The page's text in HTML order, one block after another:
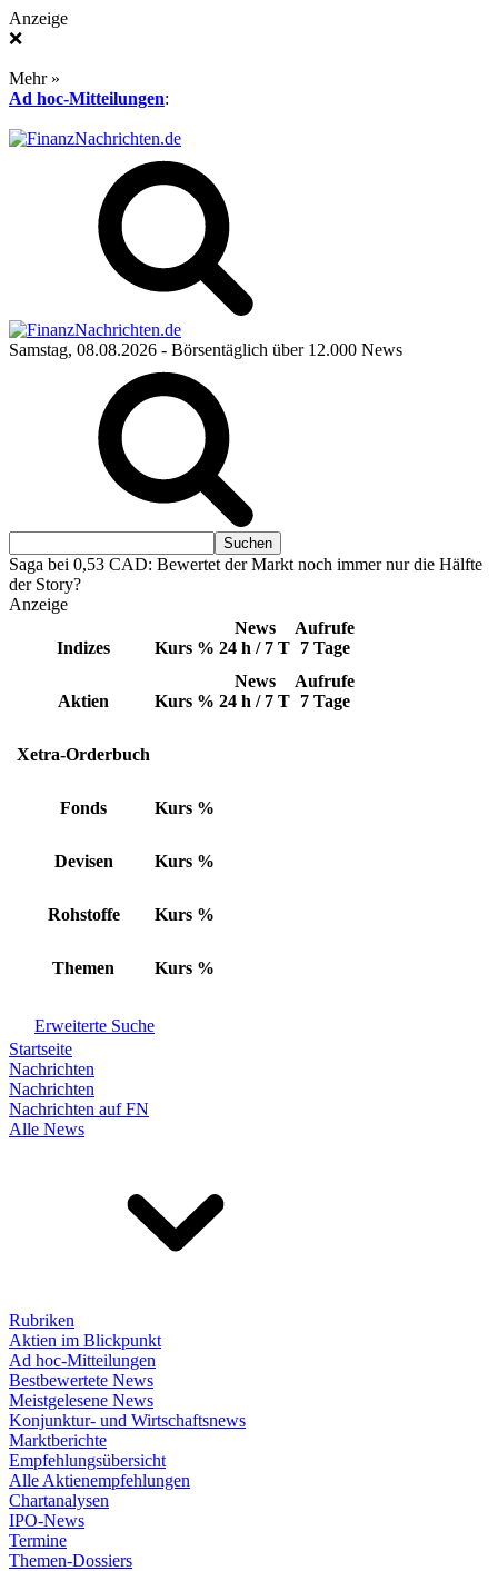
Anzeige
❌
Mehr »
Ad hoc-Mitteilungen:
Samstag, 08.08.2026 - Börsentäglich über 12.000 News
Saga bei 0,53 CAD: Bewertet der Markt noch immer nur die Hälfte
der Story?
Anzeige
Indizes Kurs %
News
24 h / 7 T
Aufrufe
7 Tage
Aktien Kurs %
News
24 h / 7 T
Aufrufe
7 Tage
Xetra-Orderbuch
Fonds Kurs %
Devisen Kurs %
Rohstoffe Kurs %
Themen Kurs %
Erweiterte Suche
Startseite
Nachrichten
Nachrichten
Nachrichten auf FN
Alle News
Rubriken
Aktien im Blickpunkt
Ad hoc-Mitteilungen
Bestbewertete News
Meistgelesene News
Konjunktur- und Wirtschaftsnews
Marktberichte
Empfehlungsübersicht
Alle Aktienempfehlungen
Chartanalysen
IPO-News
Termine
Themen-Dossiers